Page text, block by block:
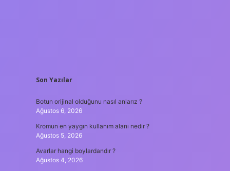
SIDEBAR
Son Yazılar
Botun orijinal olduğunu nasıl anlarız ?
Ağustos 6, 2026
Kromun en yaygın kullanım alanı nedir ?
Ağustos 5, 2026
Avarlar hangi boylardandır ?
Ağustos 4, 2026